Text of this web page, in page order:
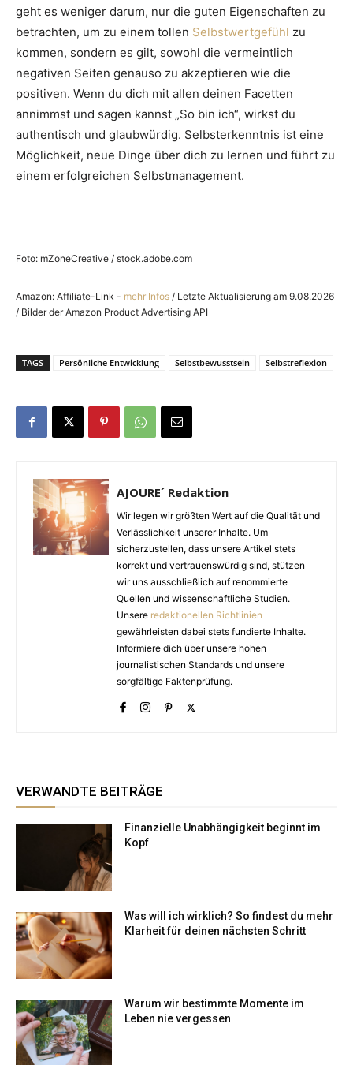
geht es weniger darum, nur die guten Eigenschaften zu
betrachten, um zu einem tollen Selbstwertgefühl zu
kommen, sondern es gilt, sowohl die vermeintlich
negativen Seiten genauso zu akzeptieren wie die
positiven. Wenn du dich mit allen deinen Facetten
annimmst und sagen kannst „So bin ich“, wirkst du
authentisch und glaubwürdig. Selbsterkenntnis ist eine
Möglichkeit, neue Dinge über dich zu lernen und führt zu
einem erfolgreichen Selbstmanagement.
Foto: mZoneCreative / stock.adobe.com
Amazon: Affiliate-Link - mehr Infos / Letzte Aktualisierung am 9.08.2026
/ Bilder der Amazon Product Advertising API
TAGS Persönliche Entwicklung Selbstbewusstsein Selbstreflexion
AJOURE´ Redaktion
Wir legen wir größten Wert auf die Qualität und
Verlässlichkeit unserer Inhalte. Um
sicherzustellen, dass unsere Artikel stets
korrekt und vertrauenswürdig sind, stützen
wir uns ausschließlich auf renommierte
Quellen und wissenschaftliche Studien.
Unsere redaktionellen Richtlinien
gewährleisten dabei stets fundierte Inhalte.
Informiere dich über unsere hohen
journalistischen Standards und unsere
sorgfältige Faktenprüfung.
VERWANDTE BEITRÄGE
Finanzielle Unabhängigkeit beginnt im
Kopf
Was will ich wirklich? So findest du mehr
Klarheit für deinen nächsten Schritt
Warum wir bestimmte Momente im
Leben nie vergessen